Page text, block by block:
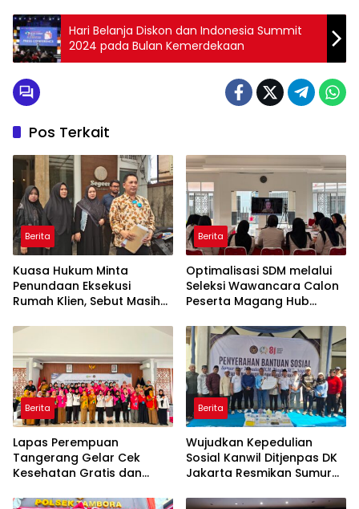
Hari Belanja Diskon dan Indonesia Summit
2024 pada Bulan Kemerdekaan
Pos Terkait
Berita
Kuasa Hukum Minta
Penundaan Eksekusi
Rumah Klien, Sebut Masih
Hukum yang Berjalan
Berita
Optimalisasi SDM melalui
Seleksi Wawancara Calon
Peserta Magang Hub
2026
Berita
Lapas Perempuan
Tangerang Gelar Cek
Kesehatan Gratis dan
DNA bagi Petugas dan
Berita
Wujudkan Kepedulian
Sosial Kanwil Ditjenpas DK
Jakarta Resmikan Sumur